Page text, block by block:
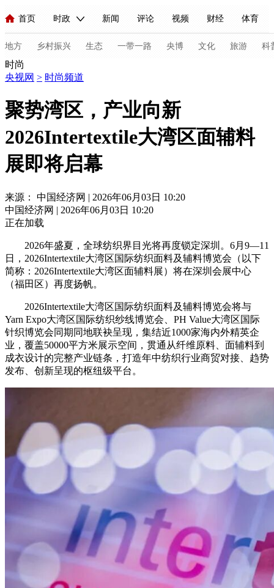
首页 时政 新闻 评论 视频 财经 体育
人民领袖习近平 联播+ 中国领导人 央视快评 习式妙语
直播 栏目大全 节目单 听音 微视频 主持人
海外频道 iPanda English Монгол
地方 乡村振兴 生态 一带一路 央博 文化 旅游 科
新闻 国内 国际 评论 经济 军事 科技
人民领袖习近平
视频 小央视频
现场 前线 比划 快看
体育 直播 竞猜 2026年世界杯 2026年冬奥会
VIP会员 CCTV奥林匹克频道 生活体育大会 体育江湖
大国智造 大国展会 大国保险 云顶对话 云起
时尚
央视网 > 时尚频道
聚势湾区，产业向新
2026Intertextile大湾区面辅料
展即将启幕
来源： 中国经济网 | 2026年06月03日 10:20
中国经济网 | 2026年06月03日 10:20
正在加载
2026年盛夏，全球纺织界目光将再度锁定深圳。6月9—11
日，2026Intertextile大湾区国际纺织面料及辅料博览会（以下
简称：2026Intertextile大湾区面辅料展）将在深圳会展中心
（福田区）再度扬帆。
2026Intertextile大湾区国际纺织面料及辅料博览会将与
Yarn Expo大湾区国际纺织纱线博览会、PH Value大湾区国际
针织博览会同期同地联袂呈现，集结近1000家海内外精英企
业，覆盖50000平方米展示空间，贯通从纤维原料、面辅料到
成衣设计的完整产业链条，打造年中纺织行业商贸对接、趋势
发布、创新呈现的枢纽级平台。